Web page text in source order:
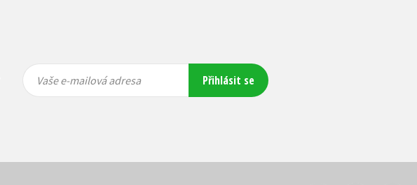
mailová
mailová
Vaše e-mailová adresa Přihlásit se